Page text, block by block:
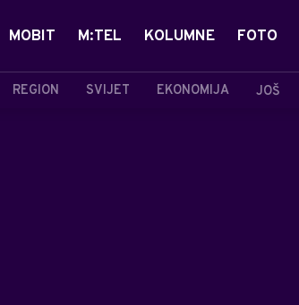
REGION SVIJET EKONOMIJA JOŠ
MOBIT M:TEL KOLUMNE FOTO